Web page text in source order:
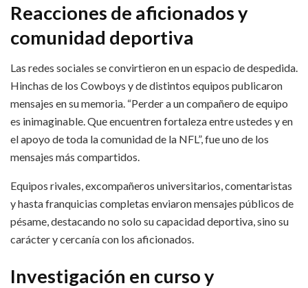
Reacciones de aficionados y
comunidad deportiva
Las redes sociales se convirtieron en un espacio de despedida.
Hinchas de los Cowboys y de distintos equipos publicaron
mensajes en su memoria. “Perder a un compañero de equipo
es inimaginable. Que encuentren fortaleza entre ustedes y en
el apoyo de toda la comunidad de la NFL”, fue uno de los
mensajes más compartidos.
Equipos rivales, excompañeros universitarios, comentaristas
y hasta franquicias completas enviaron mensajes públicos de
pésame, destacando no solo su capacidad deportiva, sino su
carácter y cercanía con los aficionados.
Investigación en curso y